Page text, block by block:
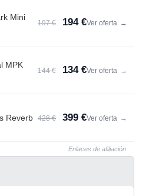
Mini
197 € 194 €Ver oferta →
MPK
144 € 134 €Ver oferta →
Reverb 428 € 399 €Ver oferta →
Enlaces de afiliación